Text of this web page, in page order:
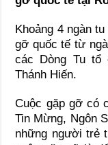
Khoảng 4 ngàn
gỡ quốc tế từ
các Dòng Tu tổ
Thánh Hiến.
Cuộc gặp gỡ có
Tin Mừng, Ngôn
những người trẻ